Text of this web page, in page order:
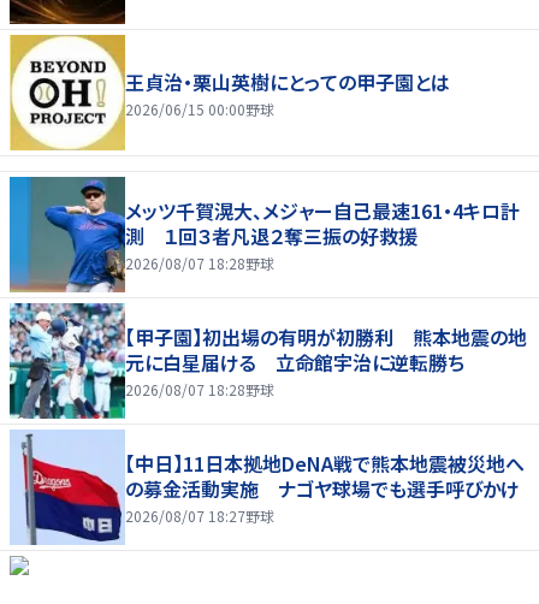
王貞治・栗山英樹にとっての甲子園とは
2026/06/15 00:00野球
メッツ千賀滉大、メジャー自己最速161・4キロ計
測 １回３者凡退２奪三振の好救援
2026/08/07 18:28野球
【甲子園】初出場の有明が初勝利 熊本地震の地
元に白星届ける 立命館宇治に逆転勝ち
2026/08/07 18:28野球
【中日】11日本拠地DeNA戦で熊本地震被災地へ
の募金活動実施 ナゴヤ球場でも選手呼びかけ
2026/08/07 18:27野球